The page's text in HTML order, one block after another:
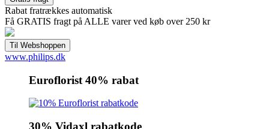
Rabat fratrækkes automatisk
Få GRATIS fragt på ALLE varer ved køb over 250 kr
www.philips.dk
Euroflorist 40% rabat
30% Vidaxl rabatkode